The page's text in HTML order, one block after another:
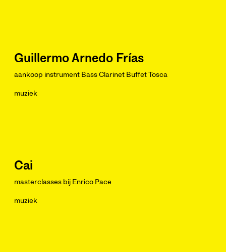
Guillermo Arnedo Frías
aankoop instrument Bass Clarinet Buffet Tosca
muziek
Cai
masterclasses bij Enrico Pace
muziek